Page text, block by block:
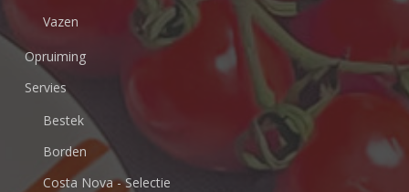
Vazen
Opruiming
Servies
Bestek
Borden
Costa Nova - Selectie